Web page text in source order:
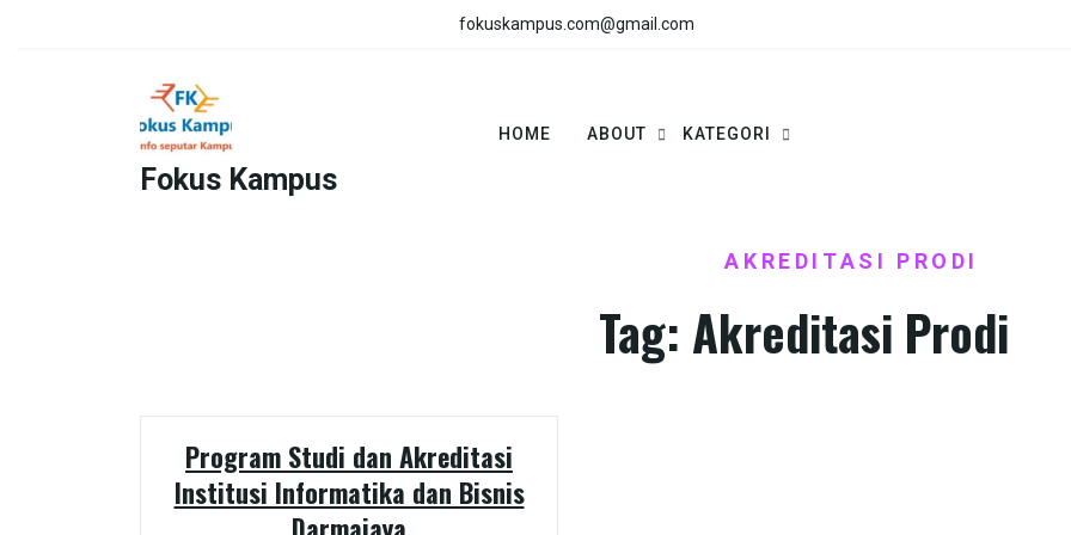
fokuskampus.com@gmail.com
Fokus Kampus
HOME ABOUT KATEGORI
/AKREDITASI PRODI
Tag: Akreditasi Prodi
Program Studi dan Akreditasi
Institusi Informatika dan Bisnis